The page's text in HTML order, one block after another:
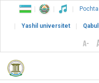
Pochta
Yashil universitet